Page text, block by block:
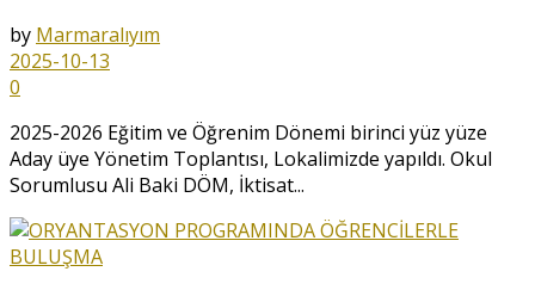
by Marmaralıyım
2025-10-13
0
2025-2026 Eğitim ve Öğrenim Dönemi birinci yüz yüze
Aday üye Yönetim Toplantısı, Lokalimizde yapıldı. Okul
Sorumlusu Ali Baki DÖM, İktisat...